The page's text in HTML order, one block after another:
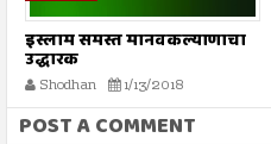
इस्लाम समस्त मानवकल्याणाचा
उद्धारक
Shodhan 1/13/2018
POST A COMMENT